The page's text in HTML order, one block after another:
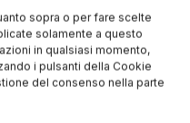
sopra o per fare scelte
solamente a questo
in qualsiasi momento,
i pulsanti della Cookie
del consenso nella parte